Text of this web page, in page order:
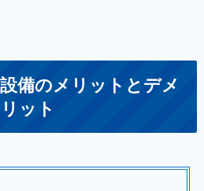
備のメリットとデメ
リット